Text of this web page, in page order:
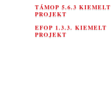
TÁMOP 5.6.3 KIEMELT
PROJEKT
EFOP 1.3.3. KIEMELT
PROJEKT